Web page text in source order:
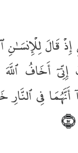
قَالَ لِلْإِنسَـٰنِ
أَخَافُ
فِى
﴿١٧﴾